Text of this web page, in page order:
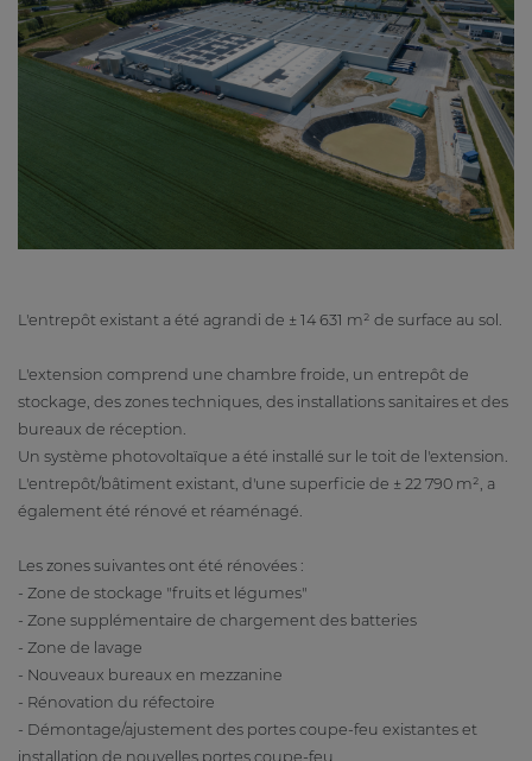
L'entrepôt existant a été agrandi de ± 14 631 m² de surface au sol.
L'extension comprend une chambre froide, un entrepôt de
stockage, des zones techniques, des installations sanitaires et des
bureaux de réception.
Un système photovoltaïque a été installé sur le toit de l'extension.
L'entrepôt/bâtiment existant, d'une superficie de ± 22 790 m², a
également été rénové et réaménagé.
Les zones suivantes ont été rénovées :
- Zone de stockage "fruits et légumes"
- Zone supplémentaire de chargement des batteries
- Zone de lavage
- Nouveaux bureaux en mezzanine
- Rénovation du réfectoire
- Démontage/ajustement des portes coupe-feu existantes et
installation de nouvelles portes coupe-feu